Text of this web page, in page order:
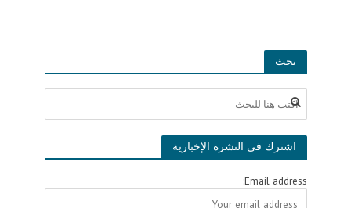
بحث
اشترك في النشرة الإخبارية
Email address: